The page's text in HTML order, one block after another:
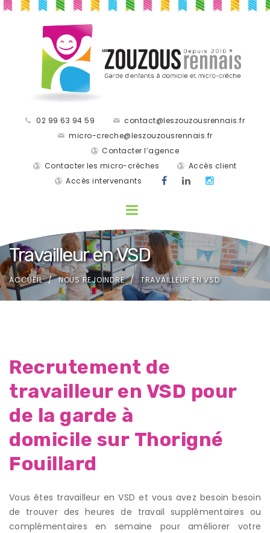
02 99 63 94 59
contact@leszouzousrennais.fr
micro-creche@leszouzousrennais.fr
Contacter l’agence
Contacter les micro-crèches
Accès client
Accès intervenants
Travailleur en VSD
ACCUEIL NOUS REJOINDRE TRAVAILLEUR EN VSD
Recrutement de
travailleur en VSD pour
de la garde à
domicile sur Thorigné
Fouillard
Vous êtes travailleur en VSD et vous avez besoin besoin
de trouver des heures de travail supplémentaires ou
complémentaires en semaine pour améliorer votre